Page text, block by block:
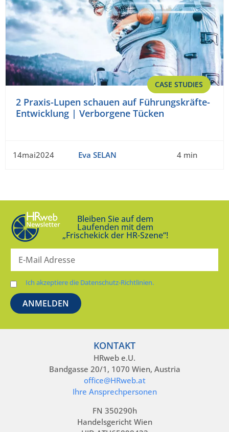
CASE STUDIES
2 Praxis-Lupen schauen auf Führungskräfte-
Entwicklung | Verborgene Tücken
14mai2024 Eva SELAN 4 min
Bleiben Sie auf dem
Laufenden mit dem
„Frischekick der HR-Szene“!
Ich akzeptiere die Datenschutz-Richtlinien.
KONTAKT
HRweb e.U.
Bandgasse 20/1, 1070 Wien, Austria
office@HRweb.at
Ihre Ansprechpersonen
FN 350290h
Handelsgericht Wien